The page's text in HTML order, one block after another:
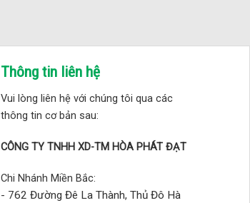
Thông tin liên hệ
Vui lòng liên hệ với chúng tôi qua các
thông tin cơ bản sau:
CÔNG TY TNHH XD-TM HÒA PHÁT ĐẠT
Chi Nhánh Miền Bắc:
- 762 Đường Đê La Thành, Thủ Đô Hà